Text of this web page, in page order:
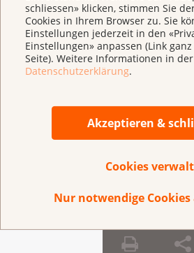
schliessen» klicken, stimmen Sie
Cookies in Ihrem Browser zu. Sie
Einstellungen jederzeit in den
Einstellungen» anpassen (Link
Seite). Weitere Informationen in der
Datenschutzerklärung.
Akzeptieren &
Cookies
Nur notwendige
Die 5 wichtigsten Regeln fürs